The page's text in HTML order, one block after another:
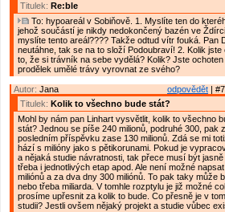
Titulek: Re:ble
To: hypoareál v Sobiňově. 1. Myslíte ten do
jehož součástí je nikdy nedokončený bazén ve
myslíte tento areál???? Takže odtud vítr fouká. Pan
neutáhne, tak se na to složí Podoubraví! 2. Kolik jste
to, že si trávník na sebe vydělá? Kolik? Jste
prodělek umělé trávy vyrovnat ze svého?
odpovědět |
Autor: Jana
Titulek: Kolik to všechno bude stát?
Mohl by nám pan Linhart vysvětlit, kolik to všechno
stát? Jednou se píše 240 milionů, podruhé 300, pak
posledním příspěvku zase 130 milionů. Zdá se mi
hází s milióny jako s pětikorunami. Pokud je
a nějaká studie návratnosti, tak přece musí být
třeba i jednotlivých etap apod. Ale není možné
miliónů a za dva dny 300 miliónů. To pak taky může
nebo třeba miliarda. V tomhle rozptylu je již možné
prosíme upřesnit za kolik to bude. Co přesně je v
studii? Jestli ovšem nějaký projekt a studie vůbec